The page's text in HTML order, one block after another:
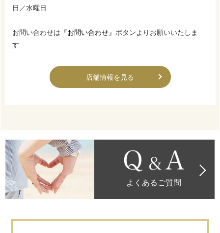
日／水曜日
お問い合わせは 『お問い合わせ』 ボタンよりお願いいたしま
す
店舗情報を見る
よくあるご質問